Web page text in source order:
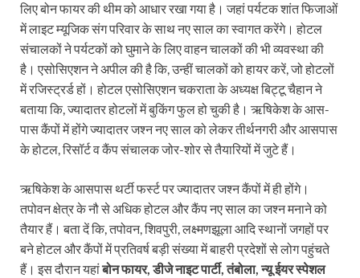
लिए बोन फायर की थीम को आधार रखा गया है। जहां पर्यटक शांत फिजाओं
में लाइट म्यूजिक संग परिवार के साथ नए साल का स्वागत करेंगे। होटल
संचालकों ने पर्यटकों को घुमाने के लिए वाहन चालकों की भी व्यवस्था की
है। एसोसिएशन ने अपील की है कि, उन्हीं चालकों को हायर करें, जो होटलों
में रजिस्ट्रर्ड हों। होटल एसोसिएशन चकराता के अध्यक्ष बिट्टू चैहान ने
बताया कि, ज्यादातर होटलों में बुकिंग फुल हो चुकी है। ऋषिकेश के आस-
पास कैंपों में होंगे ज्यादातर जश्न नए साल को लेकर तीर्थनगरी और आसपास
के होटल, रिसॉर्ट व कैंप संचालक जोर-शोर से तैयारियों में जुटे हैं।
ऋषिकेश के आसपास थर्टी फर्स्ट पर ज्यादातर जश्न कैंपों में ही होंगे।
तपोवन क्षेत्र के नौ से अधिक होटल और कैंप नए साल का जश्न मनाने को
तैयार हैं। बता दें कि, तपोवन, शिवपुरी, लक्ष्मणझूला आदि स्थानों जगहों पर
बने होटल और कैंपों में प्रतिवर्ष बड़ी संख्या में बाहरी प्रदेशों से लोग पहुंचते
हैं। इस दौरान यहांबोन फायर, डीजे नाइट पार्टी, तंबोला, न्यू ईयर स्पेशल